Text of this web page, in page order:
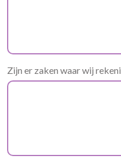
Zijn er zaken waar wij